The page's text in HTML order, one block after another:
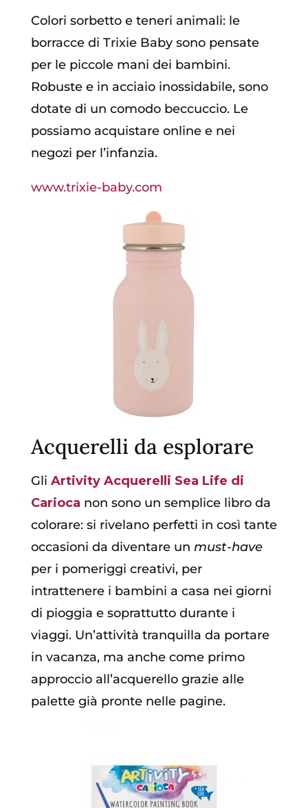
Colori sorbetto e teneri animali: le
borracce di Trixie Baby sono pensate
per le piccole mani dei bambini.
Robuste e in acciaio inossidabile, sono
dotate di un comodo beccuccio. Le
possiamo acquistare online e nei
negozi per l’infanzia.
www.trixie-baby.com
Acquerelli da esplorare
Gli Artivity Acquerelli Sea Life di
Carioca non sono un semplice libro da
colorare: si rivelano perfetti in così tante
occasioni da diventare un must-have
per i pomeriggi creativi, per
intrattenere i bambini a casa nei giorni
di pioggia e soprattutto durante i
viaggi. Un’attività tranquilla da portare
in vacanza, ma anche come primo
approccio all’acquerello grazie alle
palette già pronte nelle pagine.